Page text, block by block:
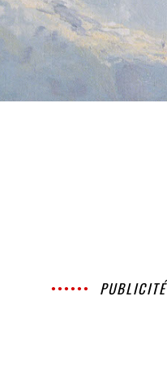
PUBLICITÉ